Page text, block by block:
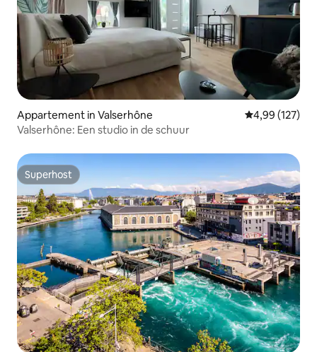
Appartement in Valserhône Gemiddelde
4,99 (127)
Valserhône: Een studio in de schuur
Superhost
Superhost